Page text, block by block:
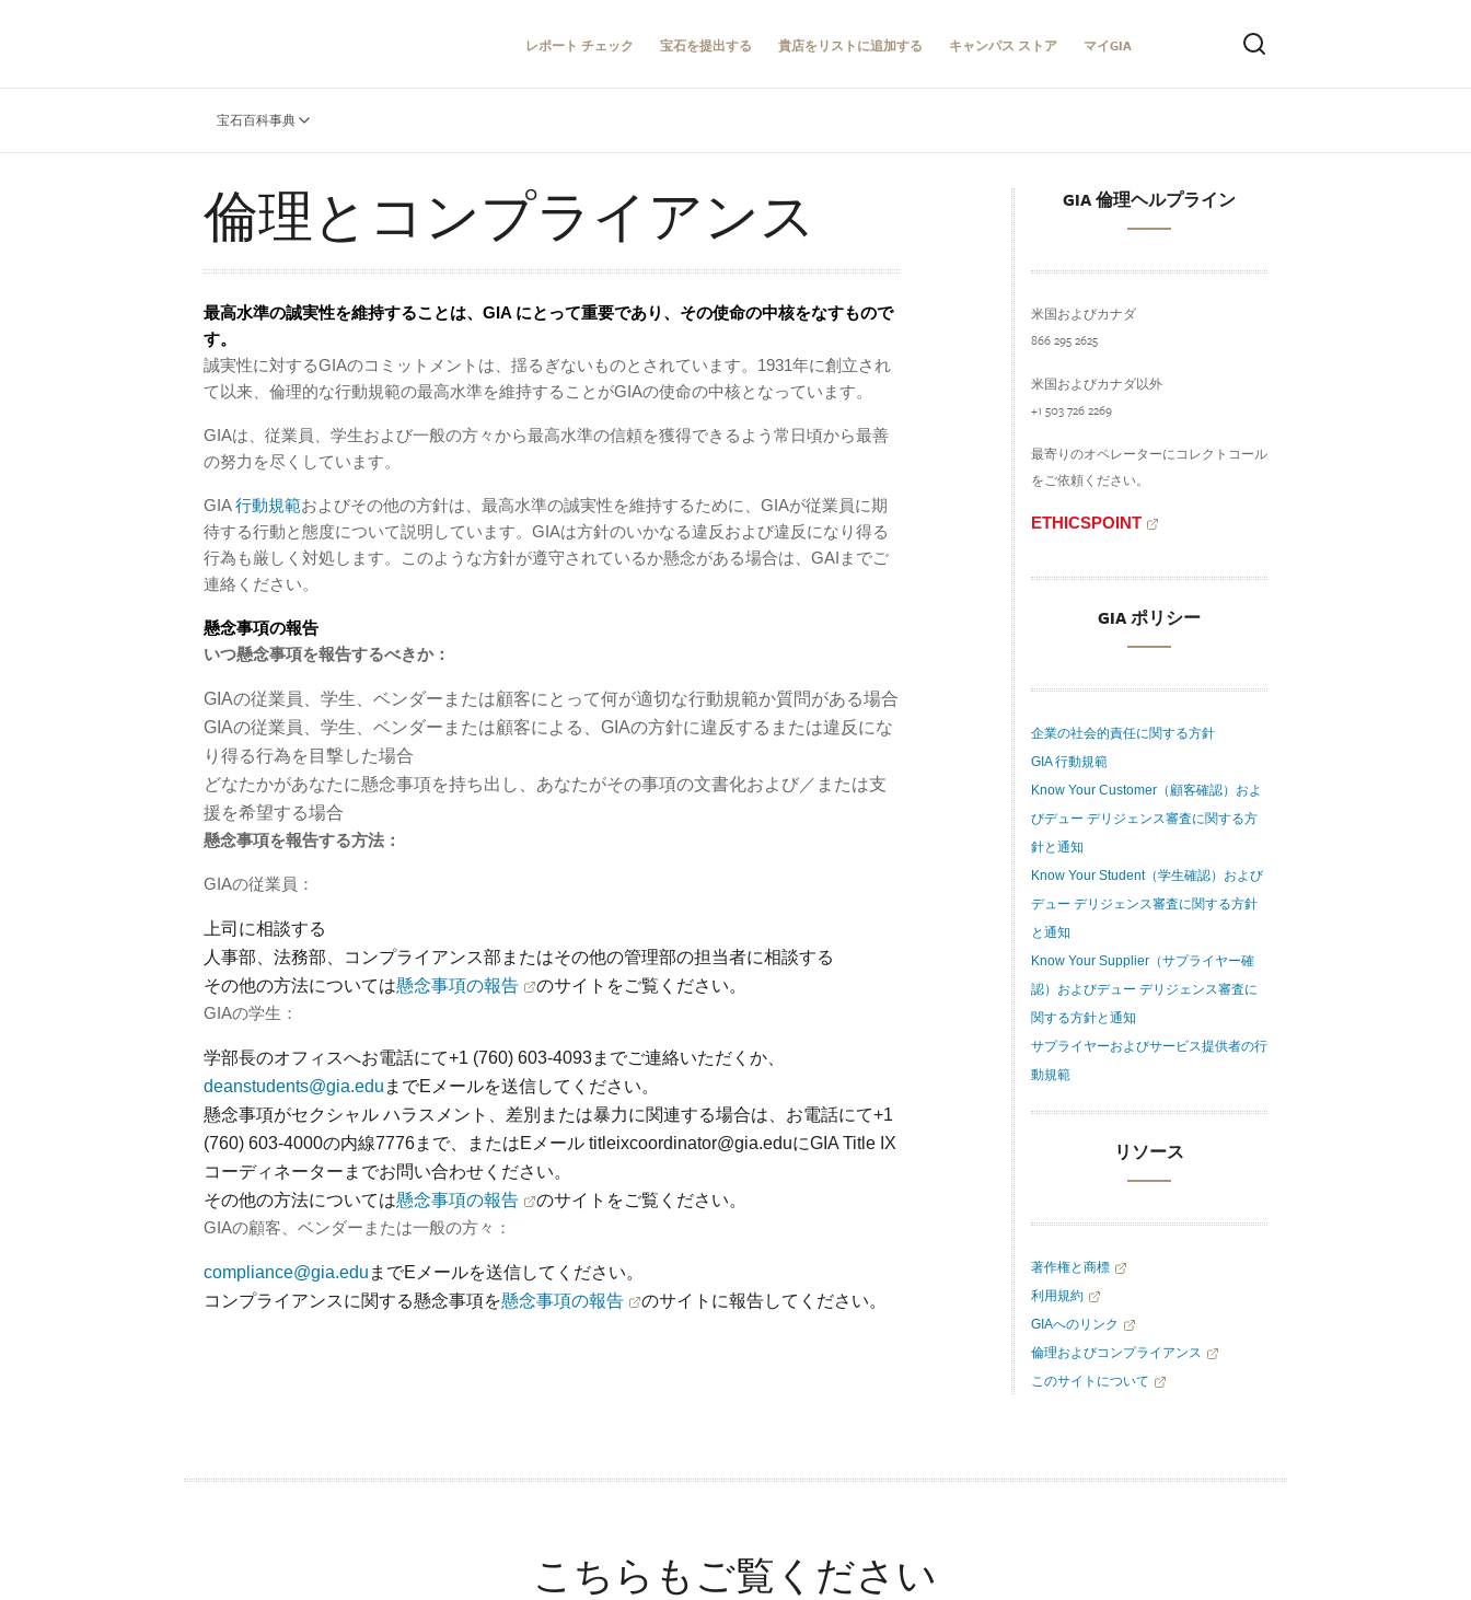
レポート チェック 宝石を提出する 貴店をリストに追加する キャンパス ストア マイGIA
宝石百科事典
倫理とコンプライアンス
最高水準の誠実性を維持することは、GIA にとって重要であり、その使命の中核をなすもので
す。
誠実性に対するGIAのコミットメントは、揺るぎないものとされています。1931年に創立され
て以来、倫理的な行動規範の最高水準を維持することがGIAの使命の中核となっています。
GIAは、従業員、学生および一般の方々から最高水準の信頼を獲得できるよう常日頃から最善
の努力を尽くしています。
GIA行動規範およびその他の方針は、最高水準の誠実性を維持するために、GIAが従業員に期
待する行動と態度について説明しています。GIAは方針のいかなる違反および違反になり得る
行為も厳しく対処します。このような方針が遵守されているか懸念がある場合は、GAIまでご
連絡ください。
懸念事項の報告
いつ懸念事項を報告するべきか：
GIAの従業員、学生、ベンダーまたは顧客にとって何が適切な行動規範か質問がある場合
GIAの従業員、学生、ベンダーまたは顧客による、GIAの方針に違反するまたは違反にな
り得る行為を目撃した場合
どなたかがあなたに懸念事項を持ち出し、あなたがその事項の文書化および／または支
援を希望する場合
懸念事項を報告する方法：
GIAの従業員：
上司に相談する
人事部、法務部、コンプライアンス部またはその他の管理部の担当者に相談する
その他の方法については懸念事項の報告
のサイトをご覧ください。
GIAの学生：
学部長のオフィスへお電話にて+1 (760) 603-4093までご連絡いただくか、
deanstudents@gia.edu までEメールを送信してください。
懸念事項がセクシャル ハラスメント、差別または暴力に関連する場合は、お電話にて+1
(760) 603-4000の内線7776まで、またはEメール titleixcoordinator@gia.eduにGIA Title IX
コーディネーターまでお問い合わせください。
その他の方法については懸念事項の報告
のサイトをご覧ください。
GIAの顧客、ベンダーまたは一般の方々：
compliance@gia.edu までEメールを送信してください。
コンプライアンスに関する懸念事項を懸念事項の報告 のサイトに報告してください。
GIA 倫理ヘルプライン
米国およびカナダ
866 295 2625
米国およびカナダ以外
+1 503 726 2269
最寄りのオペレーターにコレクトコール
をご依頼ください。
ETHICSPOINT
GIA ポリシー
企業の社会的責任に関する方針
GIA 行動規範
Know Your Customer（顧客確認）およ
びデュー デリジェンス審査に関する方
針と通知
Know Your Student（学生確認）および
デュー デリジェンス審査に関する方針
と通知
Know Your Supplier（サプライヤー確
認）およびデュー デリジェンス審査に
関する方針と通知
サプライヤーおよびサービス提供者の行
動規範
リソース
著作権と商標
利用規約
GIAへのリンク
倫理およびコンプライアンス
このサイトについて
こちらもご覧ください